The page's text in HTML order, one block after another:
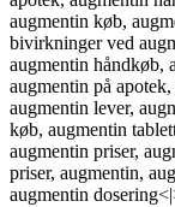
augmentin køb,
bivirkninger ved
augmentin håndkøb,
augmentin på
augmentin lever,
køb, augmentin
augmentin priser,
priser, augmentin,
augmentin